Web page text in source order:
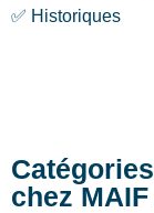
✅ Historiques
chez